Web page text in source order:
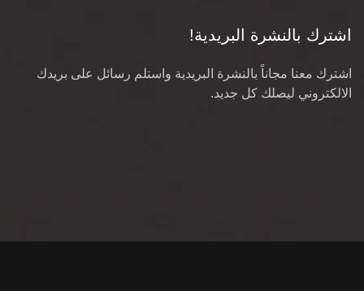
اشترك بالنشرة البريدية!
اشترك معنا مجاناً بالنشرة البريدية واستلم رسائل على بريدك
الالكتروني ليصلك كل جديد.